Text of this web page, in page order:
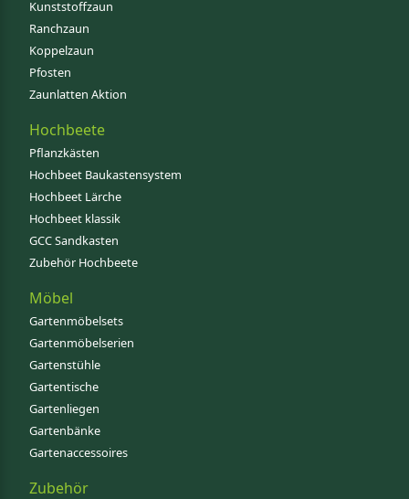
Kunststoffzaun
Ranchzaun
Koppelzaun
Pfosten
Zaunlatten Aktion
Hochbeete
Pflanzkästen
Hochbeet Baukastensystem
Hochbeet Lärche
Hochbeet klassik
GCC Sandkasten
Zubehör Hochbeete
Möbel
Gartenmöbelsets
Gartenmöbelserien
Gartenstühle
Gartentische
Gartenliegen
Gartenbänke
Gartenaccessoires
Zubehör